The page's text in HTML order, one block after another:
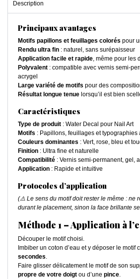
Description
Principaux avantages
Motifs papillons et feuillages colorés pour
Rendu ultra fin : naturel, sans surépaisseur
Application facile et rapide, même pour les
Polyvalent : compatible avec vernis semi-
acrygel
Large variété de motifs pour des
Résultat longue tenue lorsqu’il est bien
Caractéristiques
Type de produit : Water Decal pour Nail Art
Motifs : Papillons, feuillages et typographies
Couleurs dominantes : Vert, rose, bleu et
Finition : Ultra fine et naturelle
Compatibilité : Vernis semi-permanent, gel,
Application : Rapide et intuitive
Protocoles d’application
(⚠️ Le sens du motif doit rester le même : ne
durant le placement, sinon la face brillante
Méthode 1 – Application à
Découper le motif choisi.
Imbiber un coton d’eau et y déposer le motif
secondes.
Faire glisser délicatement le motif de son
propre de votre doigt ou d’une pince.